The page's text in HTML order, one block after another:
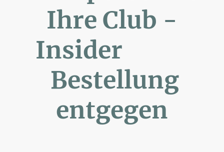
Ihre Club -
Insider
Bestellung
entgegen